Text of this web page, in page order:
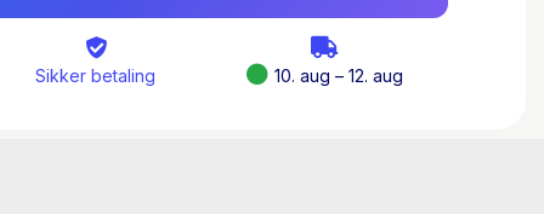
med nye data, lærerige cases og
bliver bedre til at løse tidens mest
Sikker betaling 10. aug – 12. aug